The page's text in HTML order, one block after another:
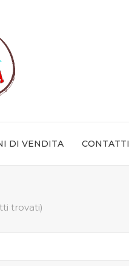
DI VENDITA CONTATTI
trovati)